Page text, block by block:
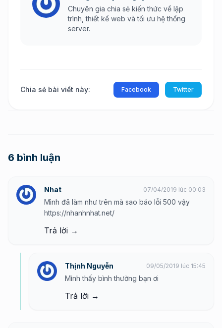
Chuyên gia chia sẻ kiến thức về lập
trình, thiết kế web và tối ưu hệ thống
server.
Chia sẻ bài viết này: Facebook Twitter
6 bình luận
Nhat 07/04/2019 lúc 00:03
Mình đã làm như trên mà sao báo lỗi 500 vậy
https://nhanhnhat.net/
Trả lời →
Thịnh Nguyễn 09/05/2019 lúc 15:45
Mình thấy bình thường bạn ơi
Trả lời →